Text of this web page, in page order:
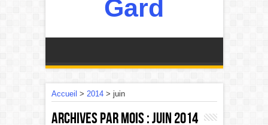
Accueil > 2014> juin
Archives par mois :juin 2014